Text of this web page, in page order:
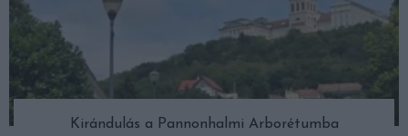
Kirándulás a Pannonhalmi Arborétumba